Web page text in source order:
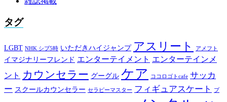
タグ
LGBT NHK シブ5時 いただきハイジャンプ アスリート アメフト
イマジナリーフレンド エンターテイメント エンターテインメ
ント カウンセラー グーグル ケア ココロゴトcafe サッカ
ー スクールカウンセラー セラピーマスター フィギュアスケート プ